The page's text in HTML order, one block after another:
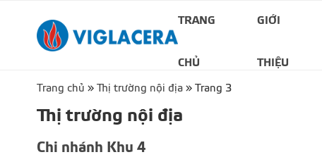
TRANG
CHỦ
GIỚI
THIỆU
Trang chủ » Thị trường nội địa » Trang 3
Thị trường nội địa
Chi nhánh Khu 4